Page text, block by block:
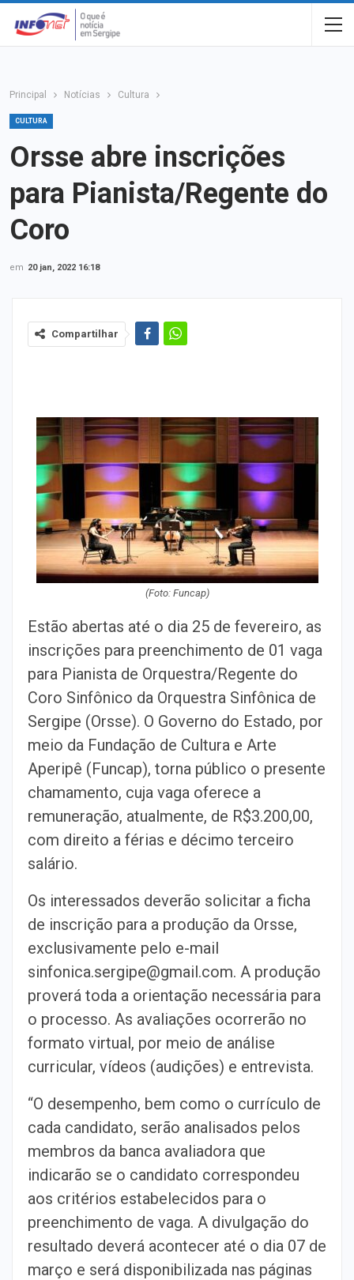
Principal Notícias Cultura
CULTURA
Orsse abre inscrições
para Pianista/Regente do
Coro
em 20 jan, 2022 16:18
Compartilhar
(Foto: Funcap)
Estão abertas até o dia 25 de fevereiro, as
inscrições para preenchimento de 01 vaga
para Pianista de Orquestra/Regente do
Coro Sinfônico da Orquestra Sinfônica de
Sergipe (Orsse). O Governo do Estado, por
meio da Fundação de Cultura e Arte
Aperipê (Funcap), torna público o presente
chamamento, cuja vaga oferece a
remuneração, atualmente, de R$3.200,00,
com direito a férias e décimo terceiro
salário.
Os interessados deverão solicitar a ficha
de inscrição para a produção da Orsse,
exclusivamente pelo e-mail
sinfonica.sergipe@gmail.com. A produção
proverá toda a orientação necessária para
o processo. As avaliações ocorrerão no
formato virtual, por meio de análise
curricular, vídeos (audições) e entrevista.
“O desempenho, bem como o currículo de
cada candidato, serão analisados pelos
membros da banca avaliadora que
indicarão se o candidato correspondeu
aos critérios estabelecidos para o
preenchimento de vaga. A divulgação do
resultado deverá acontecer até o dia 07 de
março e será disponibilizada nas páginas